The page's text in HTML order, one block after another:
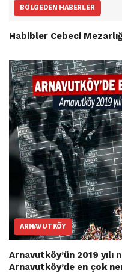
BÖLGEDEN HABERLER
Habibler Cebeci
ARNAVUTKÖY
Arnavutköy’ün 2019 yılı
Arnavutköy’de en çok